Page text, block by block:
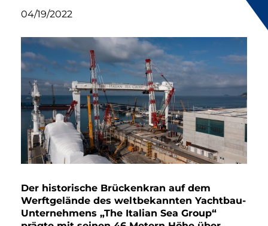
04/19/2022
Der historische Brückenkran auf dem
Werftgelände des weltbekannten Yachtbau-
Unternehmens „The Italian Sea Group“